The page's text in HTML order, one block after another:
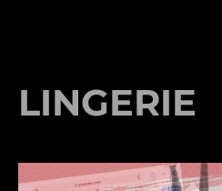
LINGERIE